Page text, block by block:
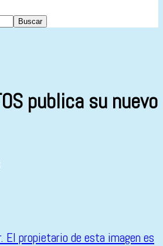
publica su nuevo